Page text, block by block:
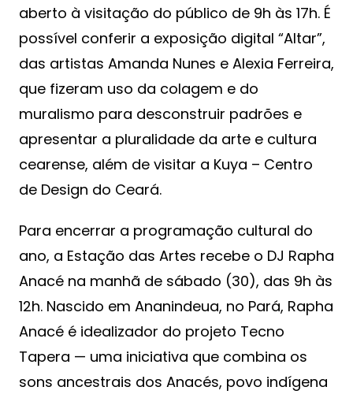
aberto à visitação do público de 9h às 17h. É
possível conferir a exposição digital “Altar”,
das artistas Amanda Nunes e Alexia Ferreira,
que fizeram uso da colagem e do
muralismo para desconstruir padrões e
apresentar a pluralidade da arte e cultura
cearense, além de visitar a Kuya – Centro
de Design do Ceará.
Para encerrar a programação cultural do
ano, a Estação das Artes recebe o DJ Rapha
Anacé na manhã de sábado (30), das 9h às
12h. Nascido em Ananindeua, no Pará, Rapha
Anacé é idealizador do projeto Tecno
Tapera — uma iniciativa que combina os
sons ancestrais dos Anacés, povo indígena